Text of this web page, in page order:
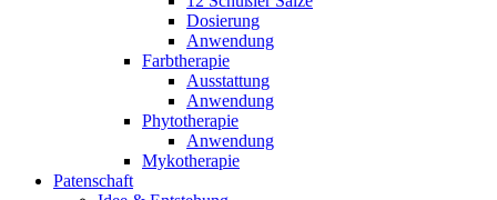
Dosierung
Anwendung
Farbtherapie
Ausstattung
Anwendung
Phytotherapie
Anwendung
Mykotherapie
Patenschaft